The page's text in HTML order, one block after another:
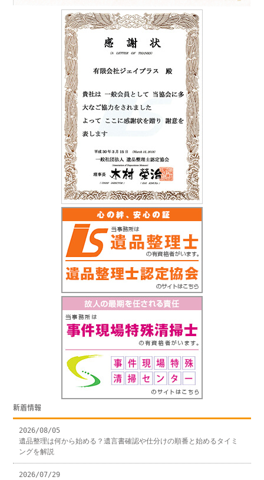
新着情報
2026/08/05
遺品整理は何から始める？遺言書確認や仕分けの順番と始めるタイミ
ングを解説
2026/07/29